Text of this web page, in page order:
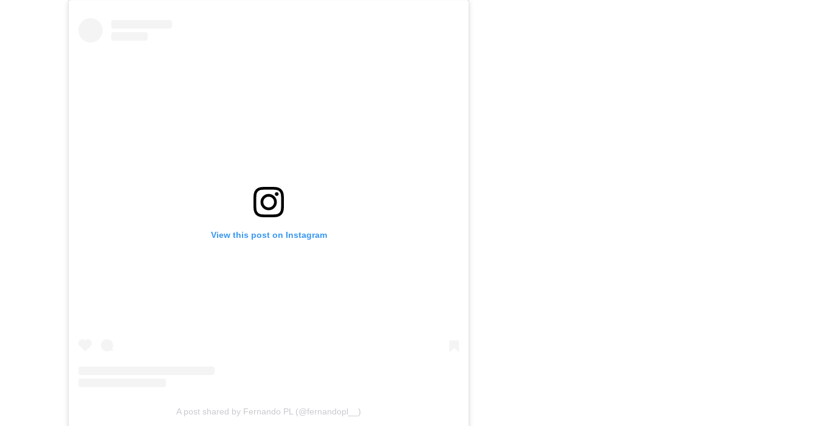
View this post on Instagram
A post shared by Fernando PL (@fernandopl__)